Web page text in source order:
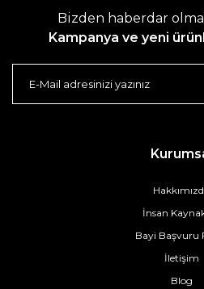
Bizden haberdar
Kampanya ve yeni
İnsan
Bayi Başvuru
İletişim
Blog